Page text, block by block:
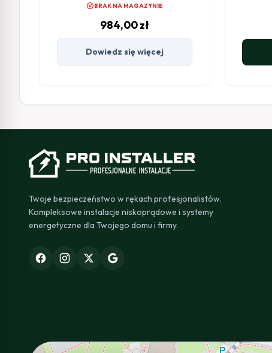
cancelBRAK NA MAGAZYNIE
984,00zł
Dowiedz się więcej
Twoje bezpieczeństwo w rękach profesjonalistów.
Kompleksowe instalacje niskoprądowe i systemy
energetyczne dla Twojego domu i firmy.